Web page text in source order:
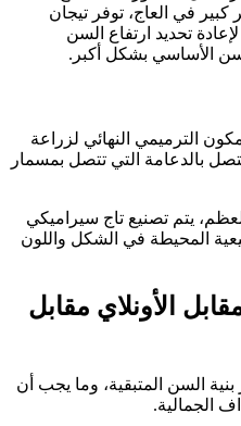
في العاج، توفر تيجان
تحديد ارتفاع السن
الأساسي بشكل أكبر.
الترميمي النهائي لزراعة
بالدعامة التي تتصل بمسمار
يتم تصنيع تاج سيراميكي
المحيطة في الشكل واللون
الأونلاي مقابل
السن المتبقية، وما يجب أن
الجمالية.